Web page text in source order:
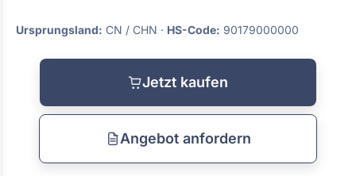
Ursprungsland: CN / CHN · HS-Code: 90179000000
Jetzt kaufen
Angebot anfordern